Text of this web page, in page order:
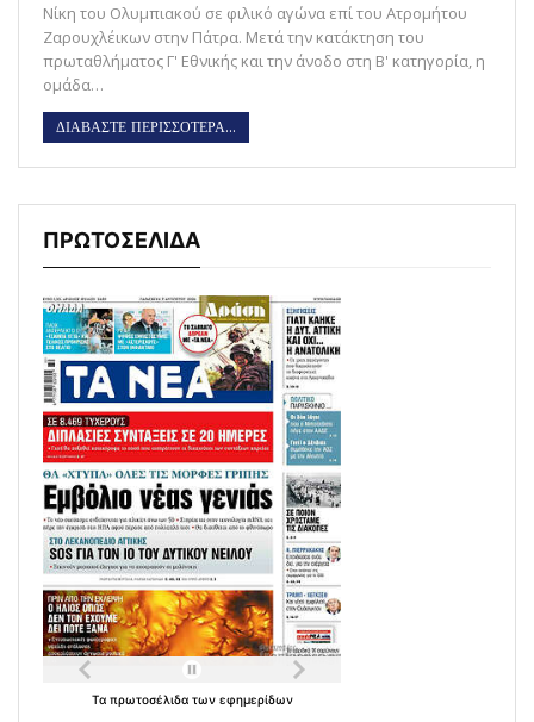
Νίκη του Ολυμπιακού σε φιλικό αγώνα επί του Ατρομήτου
Ζαρουχλέικων στην Πάτρα. Μετά την κατάκτηση του
πρωταθλήματος Γ' Εθνικής και την άνοδο στη Β' κατηγορία, η
ομάδα…
ΔΙΑΒΑΣΤΕ ΠΕΡΙΣΣΟΤΕΡΑ...
ΠΡΩΤΟΣΕΛΙΔΑ
Τα πρωτοσέλιδα των εφημερίδων